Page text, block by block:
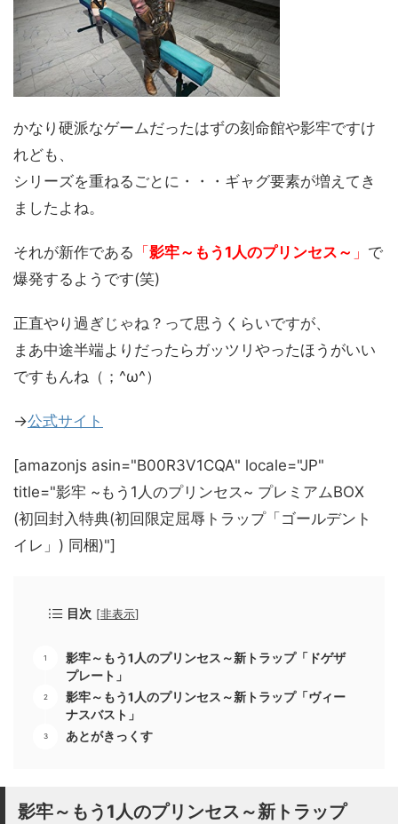
かなり硬派なゲームだったはずの刻命館や影牢ですけ
れども、
シリーズを重ねるごとに・・・ギャグ要素が増えてき
ましたよね。
それが新作である 「 影牢～もう1人のプリンセス～ 」 で
爆発するようです(笑)
正直やり過ぎじゃね？って思うくらいですが、
まあ中途半端よりだったらガッツリやったほうがいい
ですもんね（；^ω^）
→公式サイト
[amazonjs asin="B00R3V1CQA" locale="JP"
title="影牢 ~もう1人のプリンセス~ プレミアムBOX
(初回封入特典(初回限定屈辱トラップ「ゴールデント
イレ」) 同梱)"]
目次 [非表示]
影牢～もう1人のプリンセス～新トラップ「ドゲザ
プレート」
影牢～もう1人のプリンセス～新トラップ「ヴィー
ナスバスト」
あとがきっくす
影牢～もう1人のプリンセス～新トラップ